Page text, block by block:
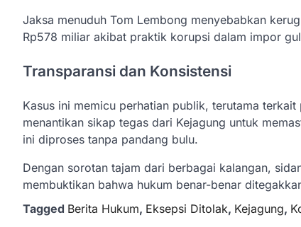
Jaksa menuduh Tom Lembong menyebabkan
Rp578 miliar akibat praktik korupsi dalam impor
Transparansi dan Konsistensi
Kasus ini memicu perhatian publik, terutama
menantikan sikap tegas dari Kejagung untuk
ini diproses tanpa pandang bulu.
Dengan sorotan tajam dari berbagai kalangan,
membuktikan bahwa hukum benar-benar
Tagged Berita Hukum, Eksepsi Ditolak, Kejagung,